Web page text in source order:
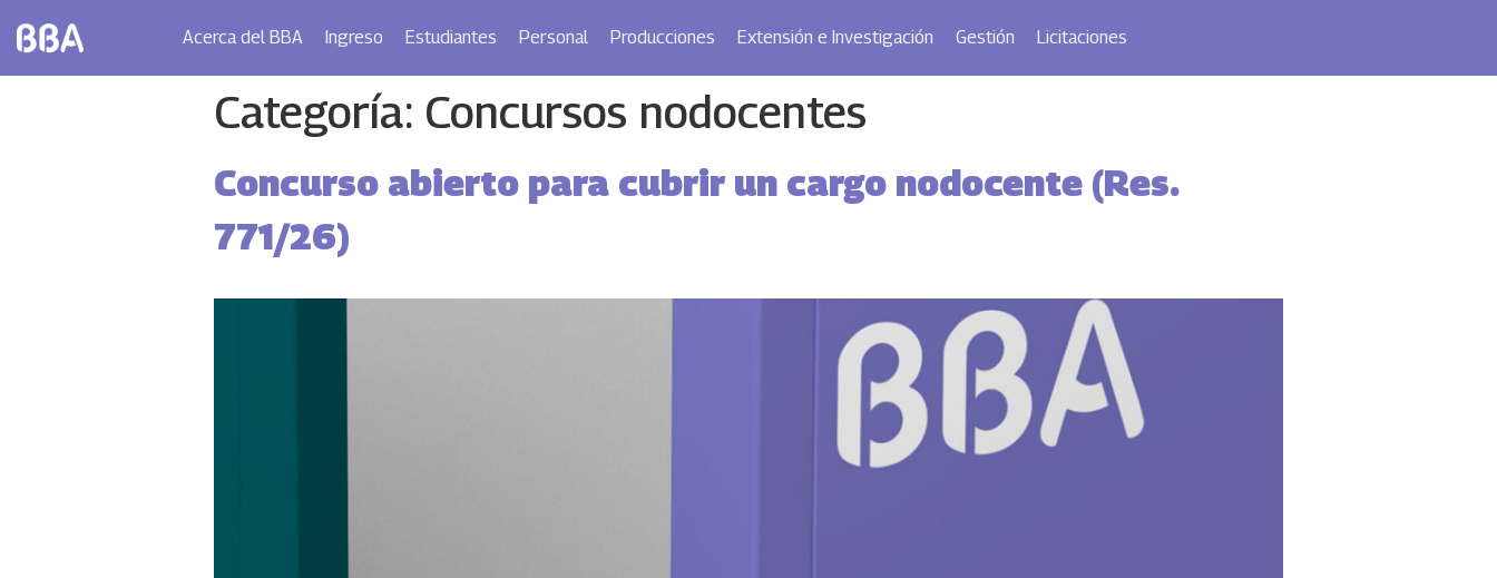
Acerca del BBA Ingreso Estudiantes Personal Producciones Extensión e Investigación Gestión Licitaciones
Categoría: Concursos nodocentes
Concurso abierto para cubrir un cargo nodocente (Res.
771/26)